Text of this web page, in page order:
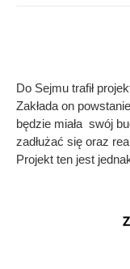
Do Sejmu trafił
Zakłada on
będzie miała swój
zadłużać się oraz
Projekt ten jest